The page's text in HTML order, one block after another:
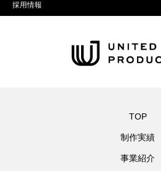
採用情報
TOP
制作実績
事業紹介